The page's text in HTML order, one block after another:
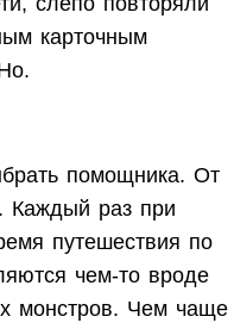
карточным
помощника. От
Каждый раз при
путешествия по
чем-то вроде
монстров. Чем чаще